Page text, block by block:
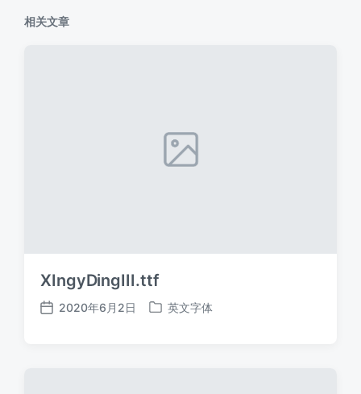
相关文章
XIngyDingIII.ttf
发
2020年6月2日
发
英文字体